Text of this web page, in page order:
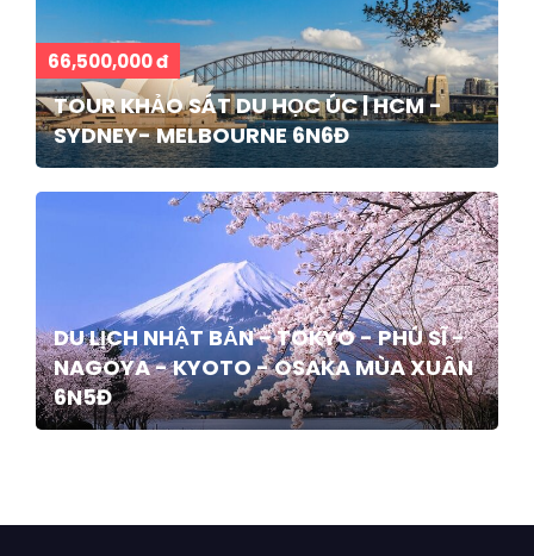
66,500,000 đ
TOUR KHẢO SÁT DU HỌC ÚC | HCM -
SYDNEY- MELBOURNE 6N6Đ
DU LỊCH NHẬT BẢN - TOKYO - PHÚ SĨ -
NAGOYA - KYOTO - OSAKA MÙA XUÂN
6N5Đ